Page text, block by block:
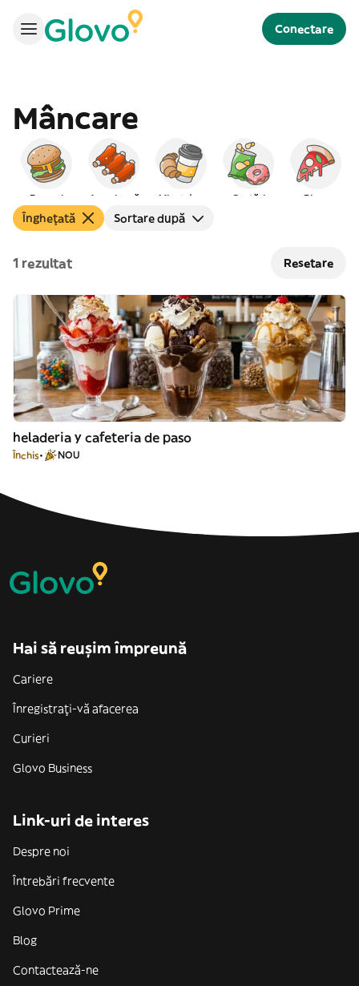
Conectare
Mâncare
Burgeri Americană Mic dejun Gustări Pizza
Înghețată Sortare după
1 rezultat Resetare
heladeria y cafeteria de paso
Închis NOU
Hai să reușim împreună
Cariere
Înregistrați-vă afacerea
Curieri
Glovo Business
Link-uri de interes
Despre noi
Întrebări frecvente
Glovo Prime
Blog
Contactează-ne